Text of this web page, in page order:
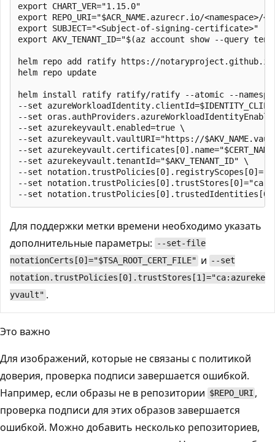
export CHART_VER="1.15.0"
export REPO_URI="$ACR_NAME.azurecr.io/<namespace>/
export SUBJECT="<Subject-of-signing-certificate>"
export AKV_TENANT_ID="$(az account show --query
helm repo add ratify https://
helm repo update
helm install ratify ratify/ratify --atomic --namespace
--set
--set
--set azurekeyvault.enabled=true \
--set azurekeyvault.vaultURI="https://
--set
--set azurekeyvault.tenantId="$AKV_TENANT_ID" \
--set
--set
Для поддержки метки времени необходимо указать
дополнительные параметры:
--set-file
notationCerts[0]="$TSA_ROOT_CERT_FILE" и --set
notation.trustPolicies[0].trustStores[1]="ca:azureke
yvault" .
Это важно
Для изображений, которые не связаны с политикой
доверия, проверка подписи завершается ошибкой.
Например, если образы не в репозитории $REPO_URI ,
проверка подписи для этих образов завершается
ошибкой. Можно добавить несколько репозиториев,